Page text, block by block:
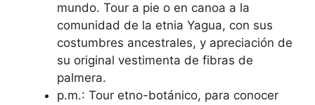
mundo. Tour a pie o en canoa a la
comunidad de la etnia Yagua, con sus
costumbres ancestrales, y apreciación de
su original vestimenta de fibras de
palmera.
p.m.: Tour etno-botánico, para conocer